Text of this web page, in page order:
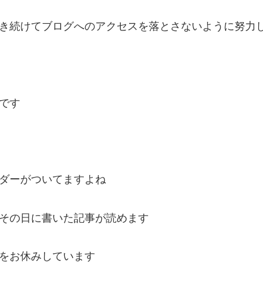
続けてブログへのアクセスを落とさないように努力
す
ーがついてますよね
の日に書いた記事が読めます
お休みしています